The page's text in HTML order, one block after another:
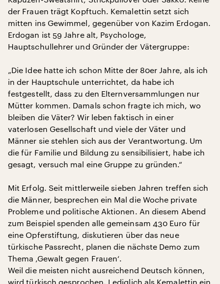
der Frauen trägt Kopftuch. Kemalettin setzt sich
mitten ins Gewimmel, gegenüber von Kazim Erdogan.
Erdogan ist 59 Jahre alt, Psychologe,
Hauptschullehrer und Gründer der Vätergruppe:
„Die Idee hatte ich schon Mitte der 80er Jahre, als ich
in der Hauptschule unterrichtet, da habe ich
festgestellt, dass zu den Elternversammlungen nur
Mütter kommen. Damals schon fragte ich mich, wo
bleiben die Väter? Wir leben faktisch in einer
vaterlosen Gesellschaft und viele der Väter und
Männer sie stehlen sich aus der Verantwortung. Um
die für Familie und Bildung zu sensibilisiert, habe ich
gesagt, versuch mal eine Gruppe zu gründen.“
Mit Erfolg. Seit mittlerweile sieben Jahren treffen sich
die Männer, besprechen ein Mal die Woche private
Probleme und politische Aktionen. An diesem Abend
zum Beispiel spenden alle gemeinsam 430 Euro für
eine Opferstiftung, diskutieren über das neue
türkische Passrecht, planen die nächste Demo zum
Thema ‚Gewalt gegen Frauen‘.
Weil die meisten nicht ausreichend Deutsch können,
wird türkisch gesprochen. Lediglich als Kemalettin ein